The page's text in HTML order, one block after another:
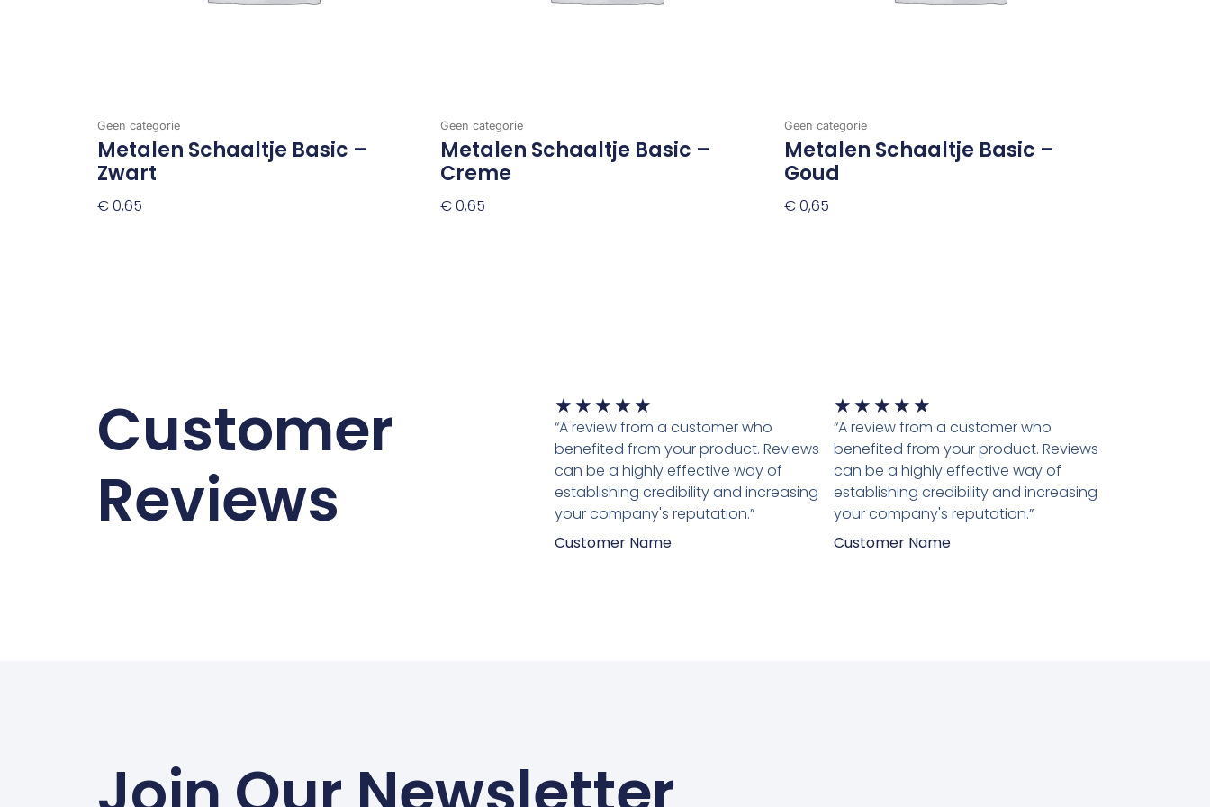
Geen categorie
Metalen Schaaltje Basic –
Zwart
€0,65
Geen categorie
Metalen Schaaltje Basic –
Creme
€0,65
Geen categorie
Metalen Schaaltje Basic –
Goud
€0,65
Customer
Reviews
★ ★ ★ ★ ★
5
van
5
“A review from a customer who
benefited from your product. Reviews
can be a highly effective way of
establishing credibility and increasing
your company's reputation.”
Customer Name
★ ★ ★ ★ ★
5
van
5
“A review from a customer who
benefited from your product. Reviews
can be a highly effective way of
establishing credibility and increasing
your company's reputation.”
Customer Name